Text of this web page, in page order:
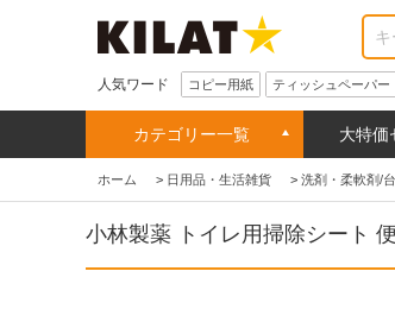
人気ワード コピー用紙 ティッシュペーパー
カテゴリー一覧 大特価
ホーム > 日用品・生活雑貨 > 洗剤・柔軟剤/
小林製薬 トイレ用掃除シート